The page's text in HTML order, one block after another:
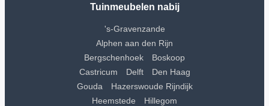
Tuinmeubelen nabij
's-Gravenzande
Alphen aan den Rijn
Bergschenhoek
Boskoop
Castricum
Delft
Den Haag
Gouda
Hazerswoude Rijndijk
Heemstede
Hillegom